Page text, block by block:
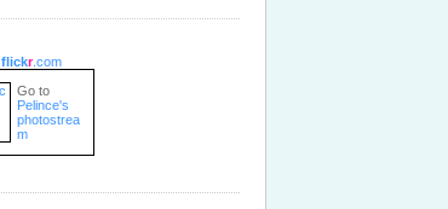
flickr.com
Go to
Pelince's
photostrea
m